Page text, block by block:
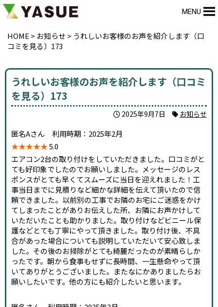
MENU
HOME > お知らせ > うれしいお客様のお声を紹介します（口
コミを見る）173
うれしいお客様のお声を紹介します（口コミ
を見る）173
2025年9月7日 お知らせ
匿名Aさん 利用時期：2025年2月
★★★★★5.0
エアコン2台の取り付けをしていただきました。口コミがと
ても好印象でしたのでお願いしました。メッセージのレス
ポンスがとても早くてスムーズに当日を迎えれました！工
事当日までに見積りなど細かな詳細を伝えて頂いたので信
頼できました。以前別の工事でお隣のお宅にご迷惑をかけ
てしまったことがありお伝えした所、お隣にお声かけして
いただいたことも助かりました。取り付けなどビニール保
護などとても丁寧にやって頂きました。取り付け後、不具
合があった場合についても説明していただいて安心致しま
した。その後のお掃除がとても綺麗だったのが素晴らしか
ったです。朝から食事もせずに長時間、一生懸命やって頂
いてありがとうございました。またなにかありましたらお
願いしたいです。他の方にも紹介したいと思います。